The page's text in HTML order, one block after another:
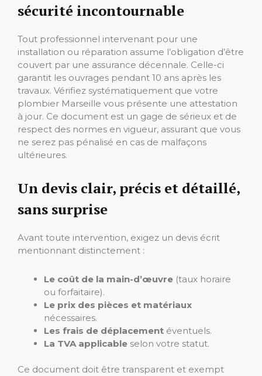
sécurité incontournable
Tout professionnel intervenant pour une
installation ou réparation assume l’obligation d’être
couvert par une assurance décennale. Celle-ci
garantit les ouvrages pendant 10 ans après les
travaux. Vérifiez systématiquement que votre
plombier Marseille vous présente une attestation
à jour. Ce document est un gage de sérieux et de
respect des normes en vigueur, assurant que vous
ne serez pas pénalisé en cas de malfaçons
ultérieures.
Un devis clair, précis et détaillé,
sans surprise
Avant toute intervention, exigez un devis écrit
mentionnant distinctement :
Le coût de la main-d’œuvre (taux horaire
ou forfaitaire).
Le prix des pièces et matériaux
nécessaires.
Les frais de déplacement éventuels.
La TVA applicable selon votre statut.
Ce document doit être transparent et exempt